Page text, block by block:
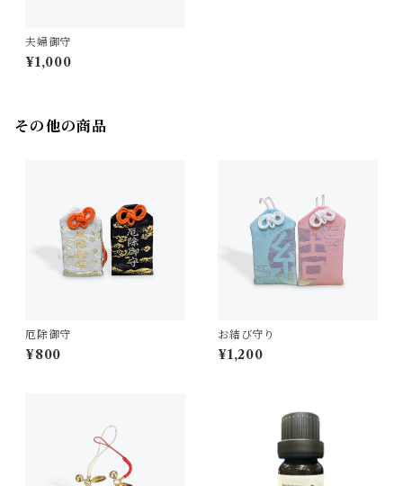
夫婦御守
¥1,000
その他の商品
厄除御守
¥800
お結び守り
¥1,200